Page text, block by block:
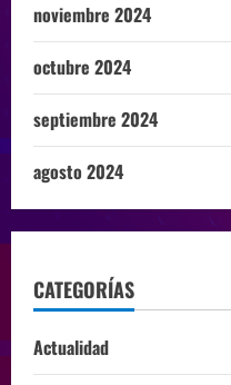
noviembre 2024
octubre 2024
septiembre 2024
agosto 2024
CATEGORÍAS
Actualidad